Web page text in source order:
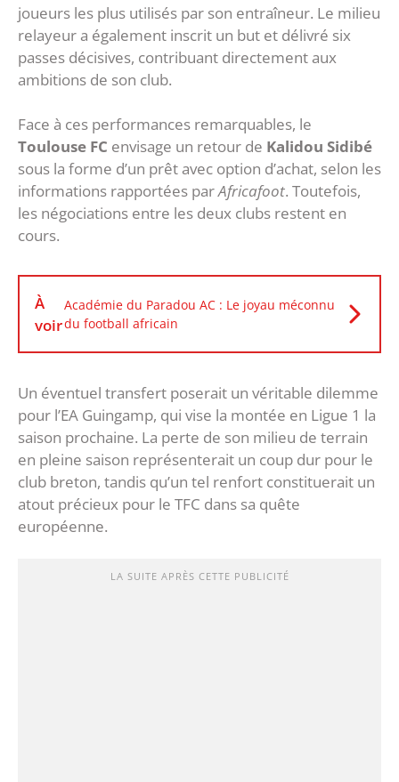
joueurs les plus utilisés par son entraîneur. Le milieu
relayeur a également inscrit un but et délivré six
passes décisives, contribuant directement aux
ambitions de son club.
Face à ces performances remarquables, le
Toulouse FC envisage un retour de Kalidou Sidibé
sous la forme d’un prêt avec option d’achat, selon les
informations rapportées parAfricafoot. Toutefois,
les négociations entre les deux clubs restent en
cours.
À
voir
Académie du Paradou AC : Le joyau méconnu
du football africain
Un éventuel transfert poserait un véritable dilemme
pour l’EA Guingamp, qui vise la montée en Ligue 1 la
saison prochaine. La perte de son milieu de terrain
en pleine saison représenterait un coup dur pour le
club breton, tandis qu’un tel renfort constituerait un
atout précieux pour le TFC dans sa quête
européenne.
LA SUITE APRÈS CETTE PUBLICITÉ